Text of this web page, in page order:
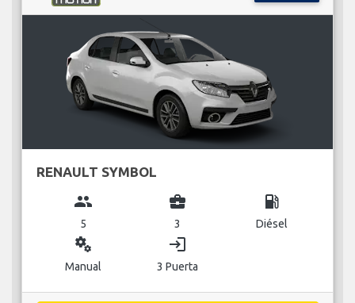
RENAULT SYMBOL
group
5
business_center
3
local_gas_station
Diésel
miscellaneous_services
Manual
login
3 Puerta